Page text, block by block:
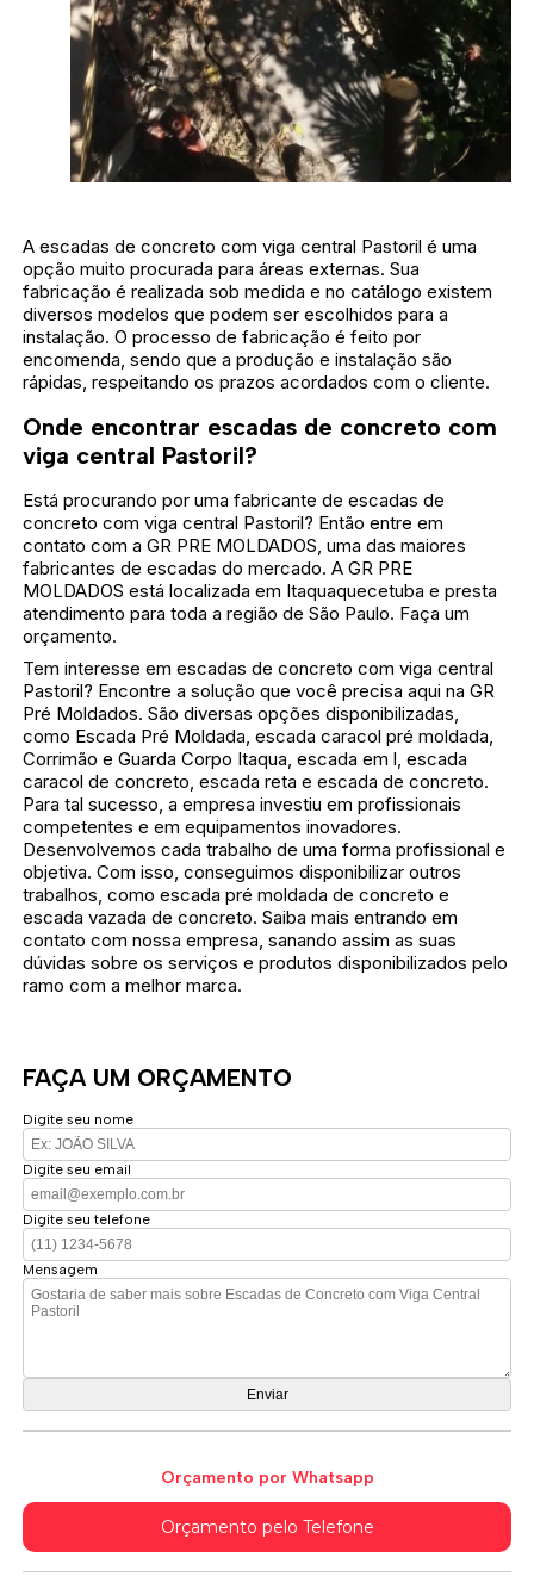
A escadas de concreto com viga central Pastoril é uma
opção muito procurada para áreas externas. Sua
fabricação é realizada sob medida e no catálogo existem
diversos modelos que podem ser escolhidos para a
instalação. O processo de fabricação é feito por
encomenda, sendo que a produção e instalação são
rápidas, respeitando os prazos acordados com o cliente.
Onde encontrar escadas de concreto com
viga central Pastoril?
Está procurando por uma fabricante de escadas de
concreto com viga central Pastoril? Então entre em
contato com a GR PRE MOLDADOS, uma das maiores
fabricantes de escadas do mercado. A GR PRE
MOLDADOS está localizada em Itaquaquecetuba e presta
atendimento para toda a região de São Paulo. Faça um
orçamento.
Tem interesse em escadas de concreto com viga central
Pastoril? Encontre a solução que você precisa aqui na GR
Pré Moldados. São diversas opções disponibilizadas,
como Escada Pré Moldada, escada caracol pré moldada,
Corrimão e Guarda Corpo Itaqua, escada em l, escada
caracol de concreto, escada reta e escada de concreto.
Para tal sucesso, a empresa investiu em profissionais
competentes e em equipamentos inovadores.
Desenvolvemos cada trabalho de uma forma profissional e
objetiva. Com isso, conseguimos disponibilizar outros
trabalhos, como escada pré moldada de concreto e
escada vazada de concreto. Saiba mais entrando em
contato com nossa empresa, sanando assim as suas
dúvidas sobre os serviços e produtos disponibilizados pelo
ramo com a melhor marca.
FAÇA UM ORÇAMENTO
Digite seu nome
Digite seu email
Digite seu telefone
Mensagem
Orçamento por Whatsapp
Orçamento pelo Telefone